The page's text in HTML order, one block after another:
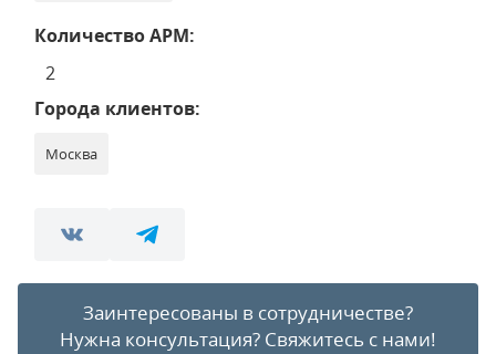
Количество АРМ:
2
Города клиентов:
Москва
Заинтересованы в сотрудничестве?
Нужна консультация? Свяжитесь с нами!